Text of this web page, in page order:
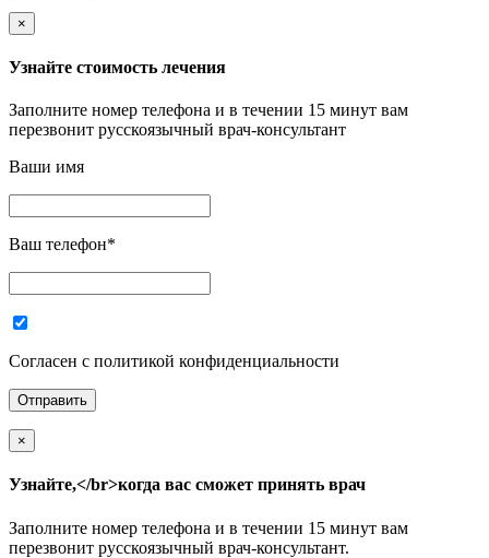
×
Узнайте стоимость лечения
Заполните номер телефона и в течении 15 минут вам
перезвонит русскоязычный врач-консультант
Ваши имя
Ваш телефон*
Согласен с политикой конфиденциальности
×
Узнайте,</br>когда вас сможет принять врач
Заполните номер телефона и в течении 15 минут вам
перезвонит русскоязычный врач-консультант.